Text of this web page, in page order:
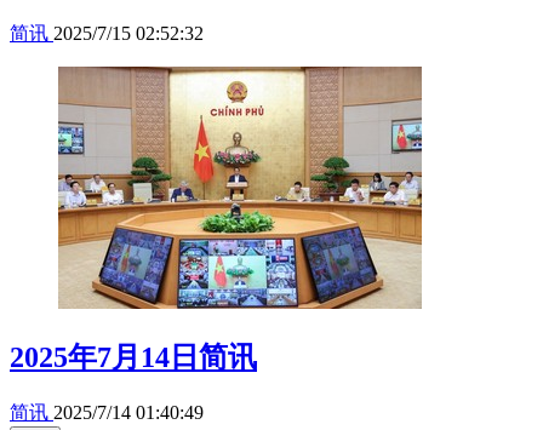
简讯 2025/7/15 02:52:32
2025年7月14日简讯
简讯 2025/7/14 01:40:49